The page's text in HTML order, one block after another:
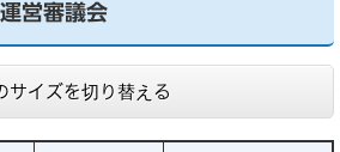
営審議会
サイズを切り替える